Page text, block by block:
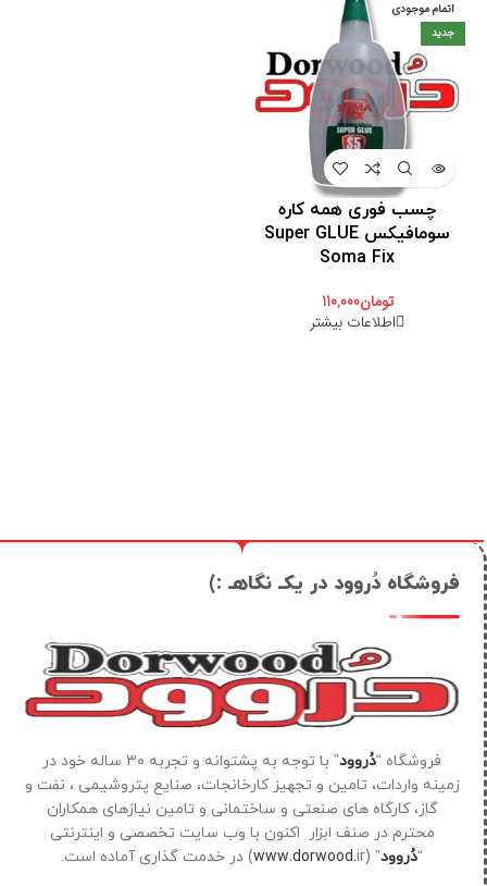
اتمام موجودی
جدید
چسب فوری همه کاره
سومافیکس Super GLUE
Soma Fix
تومان110,000
اطلاعات بیشتر
فروشگاه دُروود در یکـ نگاهـ :)
فروشگاه “دُروود
” با توجه به پشتوانه و تجربه ۳۰ ساله خود در
زمینه واردات، تامین و تجهیز کارخانجات، صنایع پتروشیمی ، نفت و
گاز، کارگاه های صنعتی و ساختمانی و تامین نیازهای همکاران
محترم در صنف ابزار اکنون با وب سایت تخصصی و اینترنتی
“دُروود” (
www.dorwood.ir) در خدمت گذاری آماده است.